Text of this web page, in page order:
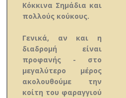
Κόκκινα Σημάδια και
πολλούς κούκους.
Γενικά, αν και η
διαδρομή είναι
προφανής - στο
μεγαλύτερο μέρος
ακολουθούμε την
κοίτη του φαραγγιού